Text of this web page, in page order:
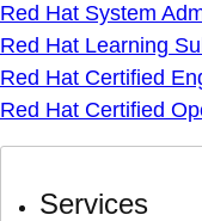
Red Hat System
Red Hat Learning
Red Hat Certified
Red Hat Certified
Services